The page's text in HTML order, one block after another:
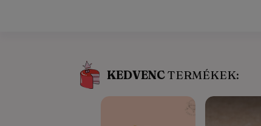
KEDVENCTERMÉKEK: